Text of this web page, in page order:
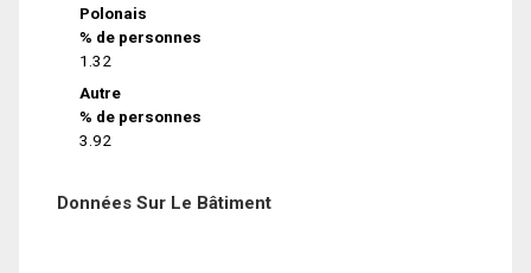
Polonais
% de personnes
1.32
Autre
% de personnes
3.92
Données Sur Le Bâtiment